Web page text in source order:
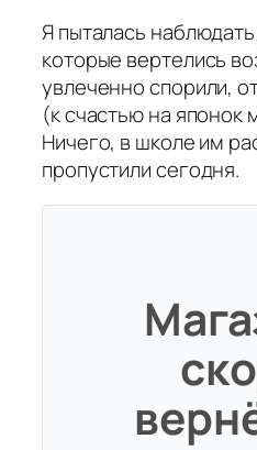
Я пыталась
которые вертелись
увлеченно спорили,
(к счастью на японок
Ничего, в школе им
пропустили сегодня.